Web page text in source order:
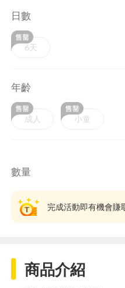
日數
6天
年齡
成人 小童
數量
完成活動即有機會賺
商品介紹